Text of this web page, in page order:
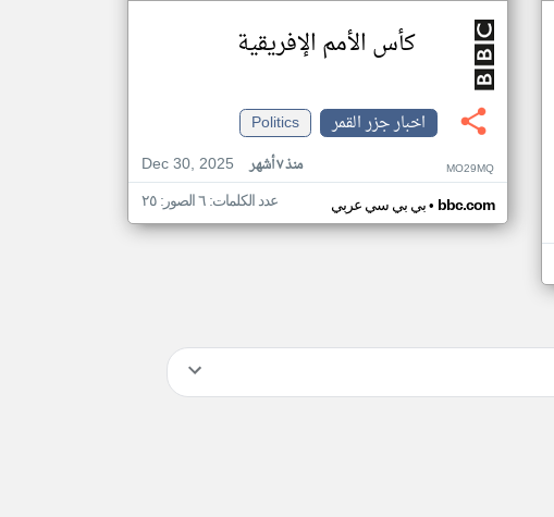
كأس الأمم الإفريقية
اخبار جزر القمر
Politics
Dec 30, 2025
منذ ٧ أشهر MO29MQ
بي بي سي عربي• bbc.com عدد الكلمات: ٦ الصور: ٢٥